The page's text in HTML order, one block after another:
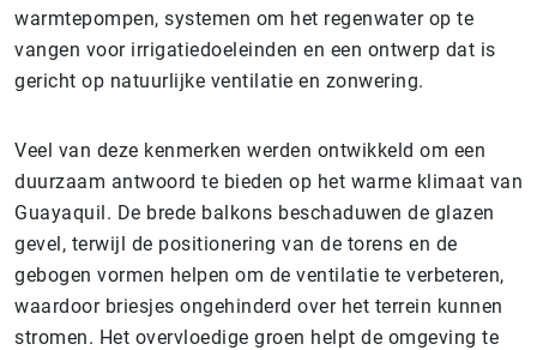
warmtepompen, systemen om het regenwater op te
vangen voor irrigatiedoeleinden en een ontwerp dat is
gericht op natuurlijke ventilatie en zonwering.
Veel van deze kenmerken werden ontwikkeld om een
duurzaam antwoord te bieden op het warme klimaat van
Guayaquil. De brede balkons beschaduwen de glazen
gevel, terwijl de positionering van de torens en de
gebogen vormen helpen om de ventilatie te verbeteren,
waardoor briesjes ongehinderd over het terrein kunnen
stromen. Het overvloedige groen helpt de omgeving te